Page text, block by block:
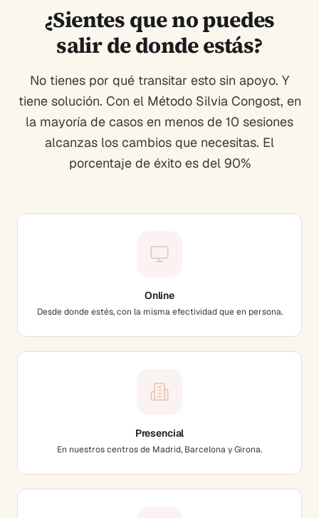
¿Sientes que no puedes
salir de donde estás?
No tienes por qué transitar esto sin apoyo. Y
tiene solución. Con el Método Silvia Congost, en
la mayoría de casos en menos de 10 sesiones
alcanzas los cambios que necesitas. El
porcentaje de éxito es del 90%
Online
Desde donde estés, con la misma efectividad que en persona.
Presencial
En nuestros centros de Madrid, Barcelona y Girona.